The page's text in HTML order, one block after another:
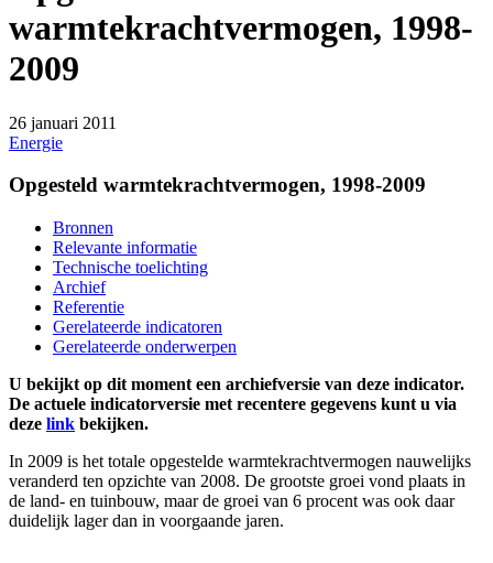
warmtekrachtvermogen, 1998-
2009
26 januari 2011
Energie
Opgesteld warmtekrachtvermogen, 1998-2009
Bronnen
Relevante informatie
Technische toelichting
Archief
Referentie
Gerelateerde indicatoren
Gerelateerde onderwerpen
U bekijkt op dit moment een archiefversie van deze indicator.
De actuele indicatorversie met recentere gegevens kunt u via
deze link bekijken.
In 2009 is het totale opgestelde warmtekrachtvermogen nauwelijks
veranderd ten opzichte van 2008. De grootste groei vond plaats in
de land- en tuinbouw, maar de groei van 6 procent was ook daar
duidelijk lager dan in voorgaande jaren.